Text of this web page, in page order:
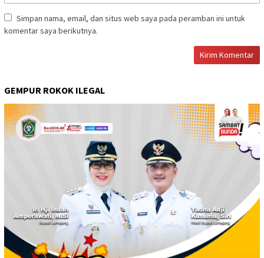
Simpan nama, email, dan situs web saya pada peramban ini untuk
komentar saya berikutnya.
GEMPUR ROKOK ILEGAL